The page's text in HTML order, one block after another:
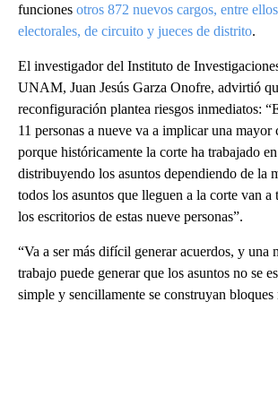
funciones otros 872 nuevos cargos, entre
electorales, de circuito y jueces de distrito.
El investigador del Instituto de
UNAM, Juan Jesús Garza Onofre, advirtió
reconfiguración plantea riesgos inmediatos:
11 personas a nueve va a implicar una mayor
porque históricamente la corte ha trabajado
distribuyendo los asuntos dependiendo de la
todos los asuntos que lleguen a la corte van a
los escritorios de estas nueve personas”.
“Va a ser más difícil generar acuerdos, y una
trabajo puede generar que los asuntos no se
simple y sencillamente se construyan bloques